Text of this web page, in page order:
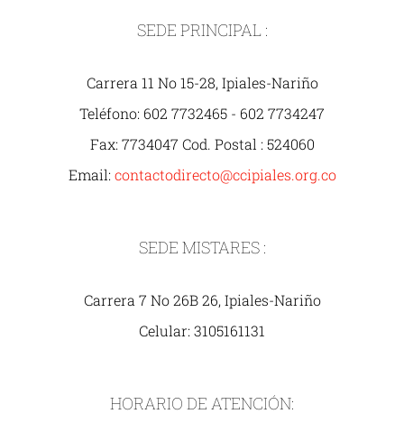
SEDE PRINCIPAL :
Carrera 11 No 15-28, Ipiales-Nariño
Teléfono: 602 7732465 - 602 7734247
Fax: 7734047 Cod. Postal : 524060
Email: contactodirecto@ccipiales.org.co
SEDE MISTARES :
Carrera 7 No 26B 26, Ipiales-Nariño
Celular: 3105161131
HORARIO DE ATENCIÓN: